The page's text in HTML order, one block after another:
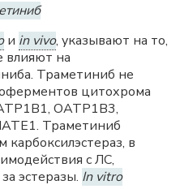
и in vivo, указывают на то,
влияют на
Траметиниб не
цитохрома
ОАТР1В3,
Траметиниб
карбоксилэстераз, в
с ЛС,
эстеразы. In vitro